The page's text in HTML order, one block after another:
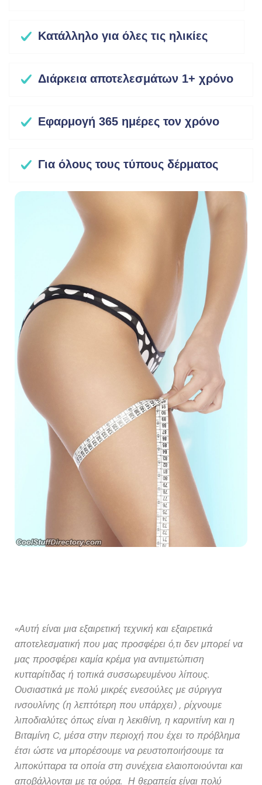
Κατάλληλο για όλες τις ηλικίες
Διάρκεια αποτελεσμάτων 1+ χρόνο
Εφαρμογή 365 ημέρες τον χρόνο
Για όλους τους τύπους δέρματος
«Αυτή είναι μια εξαιρετική τεχνική και εξαιρετικά
αποτελεσματική που μας προσφέρει ό,τι δεν μπορεί να
μας προσφέρει καμία κρέμα για αντιμετώπιση
κυτταρίτιδας ή τοπικά συσσωρευμένου λίπους.
Ουσιαστικά με πολύ μικρές ενεσούλες με σύριγγα
ινσουλίνης (η λεπτότερη που υπάρχει) , ρίχνουμε
λιποδιαλύτες όπως είναι η λεκιθίνη, η καρνιτίνη και η
Βιταμίνη C, μέσα στην περιοχή που έχει το πρόβλημα
έτσι ώστε να μπορέσουμε να ρευστοποιήσουμε τα
λιποκύτταρα τα οποία στη συνέχεια ελαιοποιούνται και
αποβάλλονται με τα ούρα. Η θεραπεία είναι πολύ